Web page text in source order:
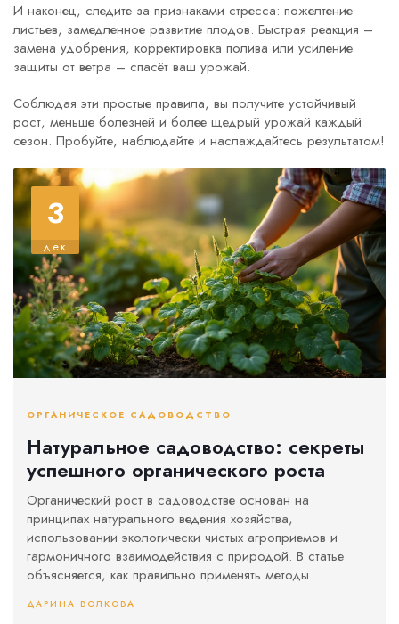
И наконец, следите за признаками стресса: пожелтение
листьев, замедленное развитие плодов. Быстрая реакция –
замена удобрения, корректировка полива или усиление
защиты от ветра – спасёт ваш урожай.
Соблюдая эти простые правила, вы получите устойчивый
рост, меньше болезней и более щедрый урожай каждый
сезон. Пробуйте, наблюдайте и наслаждайтесь результатом!
3
дек
ОРГАНИЧЕСКОЕ САДОВОДСТВО
Натуральное садоводство: секреты
успешного органического роста
Органический рост в садоводстве основан на
принципах натурального ведения хозяйства,
использовании экологически чистых агроприемов и
гармоничного взаимодействия с природой. В статье
объясняется, как правильно применять методы
растений и увеличения урожая. Раскрываются
ДАРИНА ВОЛКОВА